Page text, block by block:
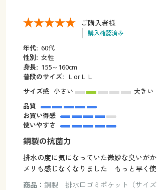
ご購入者様
購入確認済み
年代: 60代
性別: 女性
身長: 155～160cm
普段のサイズ: ＬorＬＬ
サイズ感 小さい
大きい
品質
お買い得感
使いやすさ
銅製の抗菌力
排水の度に気になっていた微妙な臭いが
メリも感じなくなりました もっと早く
商品： 銅製 排水口ゴミポケット（サイズ